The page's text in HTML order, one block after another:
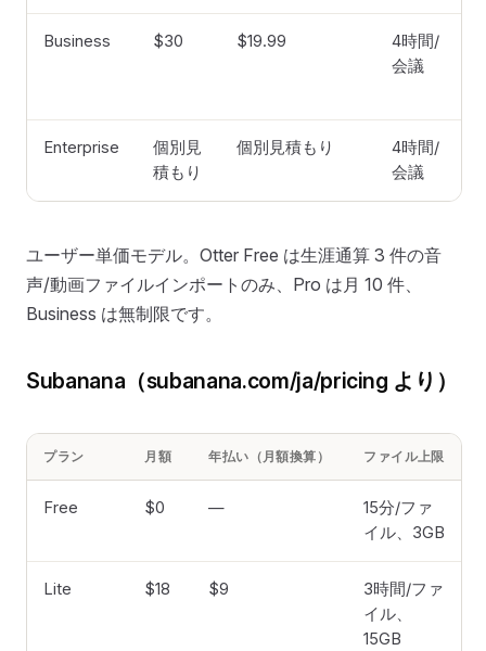
Business $30 $19.99
4時間/
会議
Enterprise
個別見
積もり
個別見積もり
4時間/
会議
ユーザー単価モデル。Otter Free は生涯通算 3 件の音
声/動画ファイルインポートのみ、Pro は月 10 件、
Business は無制限です。
Subanana（subanana.com/ja/pricing より）
プラン 月額 年払い（月額換算） ファイル上限
Free $0 —
15分/ファ
イル、3GB
Lite $18 $9
3時間/ファ
イル、
15GB